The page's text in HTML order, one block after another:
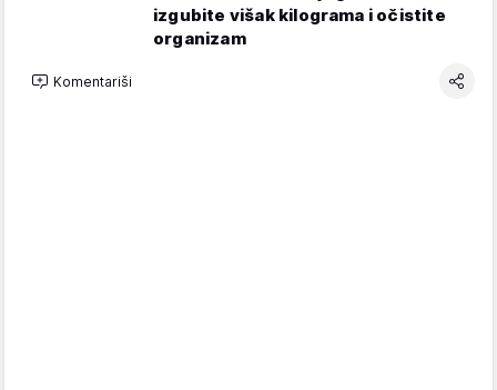
izgubite višak kilograma i očistite
organizam
Komentariši